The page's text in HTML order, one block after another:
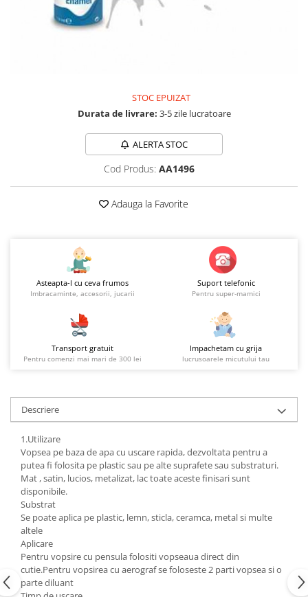
Jucarii si jocuri exterior
Masinute Radiocomanda
Trenulete Electrice
Biciclete fara pedale
Role, patine cu rotile
Organizatoare
STOC EPUIZAT
Durata de livrare: 3-5 zile lucratoare
ALERTA STOC
Cod Produs: AA1496
Adauga la Favorite
Asteapta-l cu ceva frumos
Imbracaminte, accesorii, jucarii
Suport telefonic
Pentru super-mamici
Transport gratuit
Pentru comenzi mai mari de 300 lei
Impachetam cu grija
lucrusoarele micutului tau
Descriere
1.Utilizare
Vopsea pe baza de apa cu uscare rapida, dezvoltata pentru a
putea fi folosita pe plastic sau pe alte suprafete sau substraturi.
Mat , satin, lucios, metalizat, lac toate aceste finisari sunt
disponibile.
Substrat
Se poate aplica pe plastic, lemn, sticla, ceramca, metal si multe
altele
Aplicare
Pentru vopsire cu pensula folositi vopseaua direct din
cutie.Pentru vopsirea cu aerograf se foloseste 2 parti vopsea si o
parte diluant